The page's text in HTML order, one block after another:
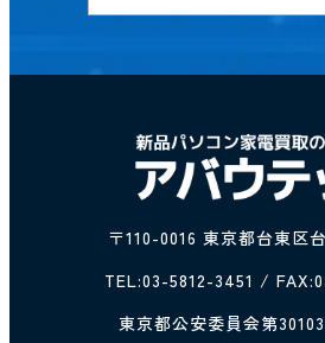
〒110-0016 東京都台東区
TEL:03-5812-3451 /
東京都公安委員会第